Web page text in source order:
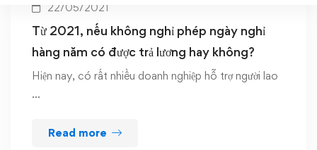
22/05/2021
Từ 2021, nếu không nghỉ phép ngày nghỉ
hàng năm có được trả lương hay không?
Hiện nay, có rất nhiều doanh nghiệp hỗ trợ người lao
…
Read more